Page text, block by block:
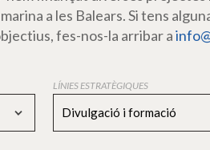
a les Balears. Si tens
fes-nos-la arribar a
LÍNIES ESTRATÈGIQUES
Divulgació i formació